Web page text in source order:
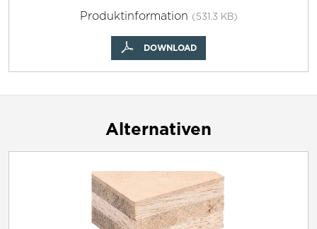
Produktinformation (531.3 KB)
DOWNLOAD
Alternativen